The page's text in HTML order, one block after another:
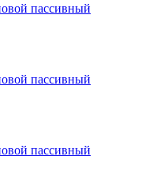
пассивный
пассивный
пассивный